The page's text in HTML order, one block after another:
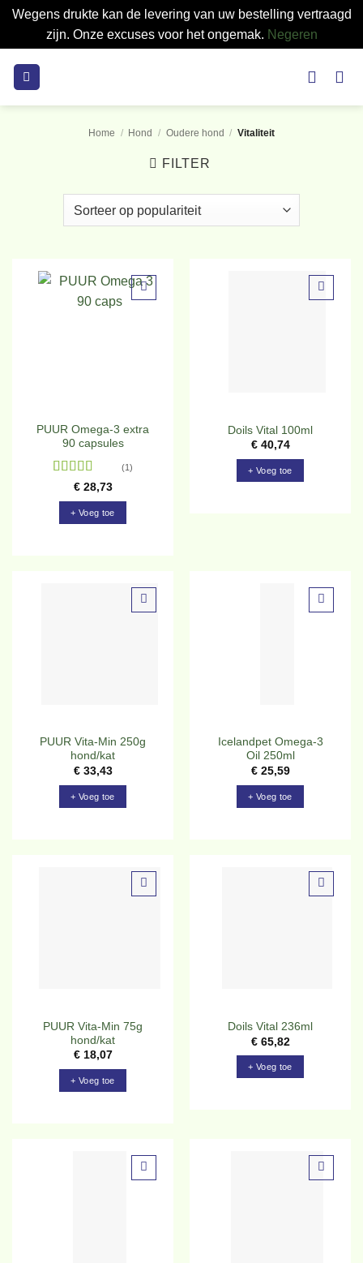
Wegens drukte kan de levering van uw bestelling vertraagd
zijn. Onze excuses voor het ongemak. Negeren
naar
Home / Hond / Oudere hond / Vitaliteit
FILTER
PUUR Omega-3 extra
90 capsules
Gewaardeerd
5uit 5
(1)
€28,73
+ Voeg toe
Doils Vital 100ml
€40,74
+ Voeg toe
PUUR Vita-Min 250g
hond/kat
€33,43
+ Voeg toe
Icelandpet Omega-3
Oil 250ml
€25,59
+ Voeg toe
PUUR Vita-Min 75g
hond/kat
€18,07
+ Voeg toe
Doils Vital 236ml
€65,82
+ Voeg toe